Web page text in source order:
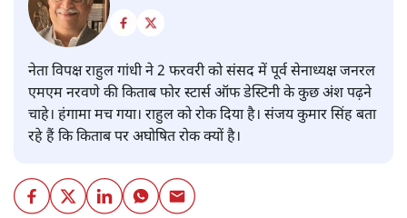
नेता विपक्ष राहुल गांधी ने 2 फरवरी को संसद में पूर्व सेनाध्यक्ष जनरल
एमएम नरवणे की किताब फोर स्टार्स ऑफ डेस्टिनी के कुछ अंश पढ़ने
चाहे। हंगामा मच गया। राहुल को रोक दिया है। संजय कुमार सिंह बता
रहे हैं कि किताब पर अघोषित रोक क्यों है।